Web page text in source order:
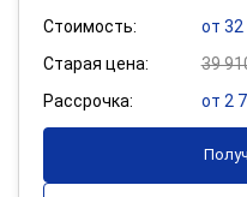
Стоимость:
от 32
Старая цена:
39
Рассрочка:
от 2